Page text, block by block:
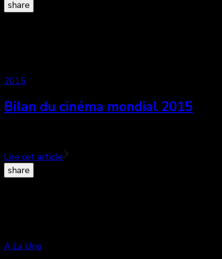
share
2015
Bilan du cinéma mondial 2015
Lire cet article
share
A La Une